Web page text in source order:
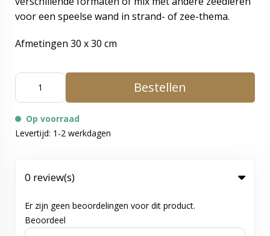
voor een speelse wand in strand- of zee-thema.
Afmetingen 30 x 30 cm
Bestellen
Op voorraad
Levertijd: 1-2 werkdagen
0 review(s)
Er zijn geen beoordelingen voor dit product.
Beoordeel